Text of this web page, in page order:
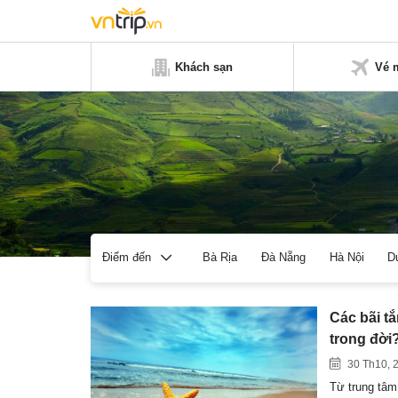
Khách sạn Vé
Điểm đến Bà Rịa Đà Nẵng Hà Nội
Các bãi
trong
30 Th10,
Từ trung